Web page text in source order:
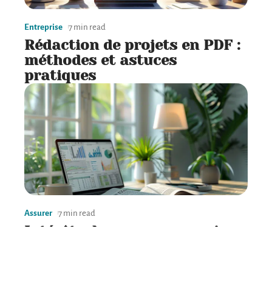
Entreprise 7 min read
Rédaction de projets en PDF :
méthodes et astuces
pratiques
Assurer 7 min read
Intérêts des assurances vie :